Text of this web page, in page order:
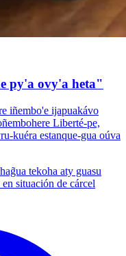
py'a ovy'a heta"
iñembo'e ijapuakávo
Liberté-pe,
kuéra estanque-gua oúva
tekoha aty guasu
en situación de cárcel